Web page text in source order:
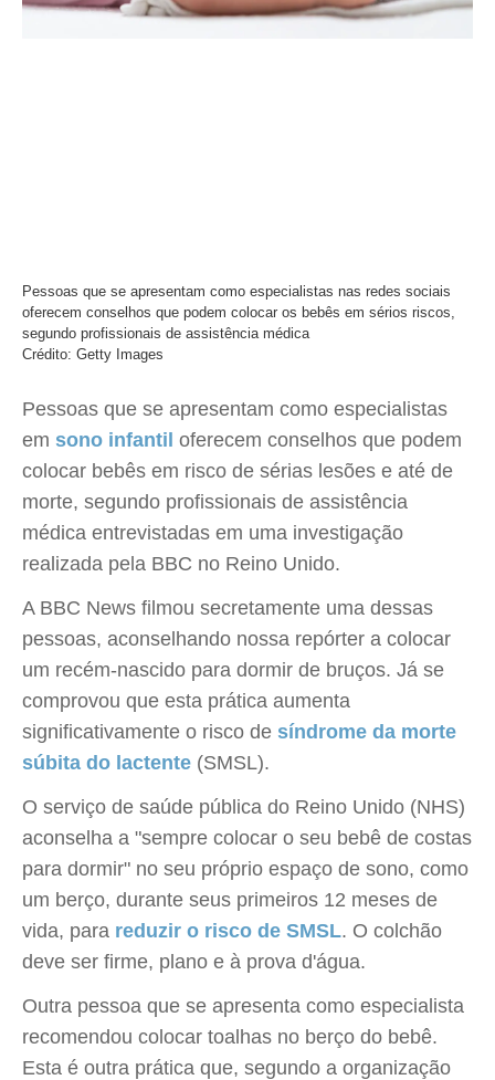
Pessoas que se apresentam como especialistas nas redes sociais
oferecem conselhos que podem colocar os bebês em sérios riscos,
segundo profissionais de assistência médica
Crédito: Getty Images
Pessoas que se apresentam como especialistas
em sono infantil oferecem conselhos que podem
colocar bebês em risco de sérias lesões e até de
morte, segundo profissionais de assistência
médica entrevistadas em uma investigação
realizada pela BBC no Reino Unido.
A BBC News filmou secretamente uma dessas
pessoas, aconselhando nossa repórter a colocar
um recém-nascido para dormir de bruços. Já se
comprovou que esta prática aumenta
significativamente o risco de síndrome da morte
súbita do lactente (SMSL).
O serviço de saúde pública do Reino Unido (NHS)
aconselha a "sempre colocar o seu bebê de costas
para dormir" no seu próprio espaço de sono, como
um berço, durante seus primeiros 12 meses de
vida, para reduzir o risco de SMSL. O colchão
deve ser firme, plano e à prova d'água.
Outra pessoa que se apresenta como especialista
recomendou colocar toalhas no berço do bebê.
Esta é outra prática que, segundo a organização